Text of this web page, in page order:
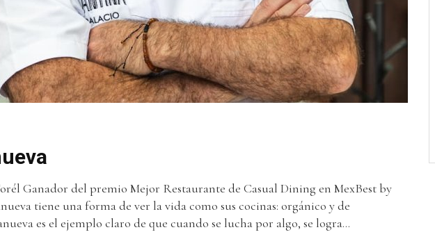
Ganador del premio Mejor Restaurante de Casual Dining en MexBest by
tiene una forma de ver la vida como sus cocinas: orgánico y de
es el ejemplo claro de que cuando se lucha por algo, se logra...